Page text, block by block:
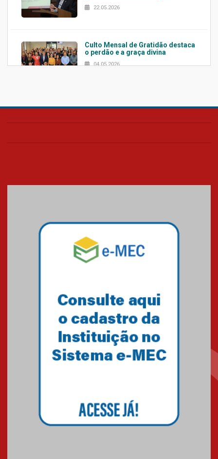
22.05.2026
Culto Mensal de Gratidão destaca
o perdão e a graça divina
04.05.2026
Confira como foi o culto mensal
Mackenzie mobiliza campanha
solidária para apoiar famílias em
Minas Gerais
Primeiro culto do ano ressalta o
27.02.2026